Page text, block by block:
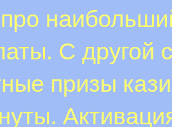
С другой
призы